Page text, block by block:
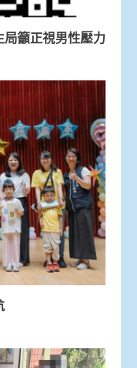
籲正視男性壓力